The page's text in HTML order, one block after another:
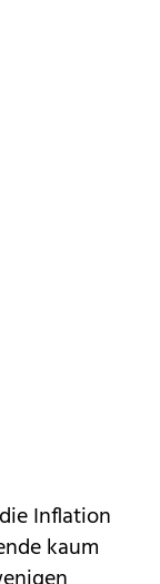
Inflation
kaum